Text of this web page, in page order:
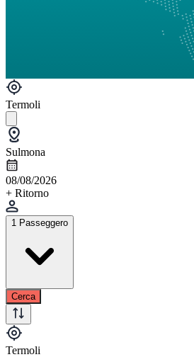
Termoli
Sulmona
08/08/2026
+ Ritorno
1 Passeggero
Cerca
Termoli